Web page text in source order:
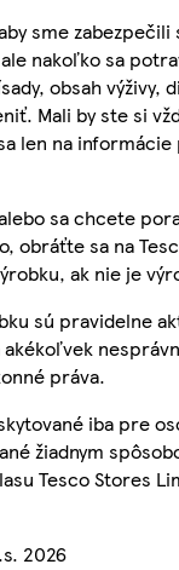
sme
nakoľko sa
obsah výživy,
Mali by ste si
len na
sa chcete
obráťte sa na
ak nie je
sú pravidelne
práva.
iba pre
žiadnym
Tesco Stores
2026